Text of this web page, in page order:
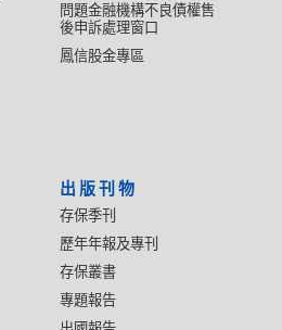
問題金融機構不良債權售
後申訴處理窗口
鳳信股金專區
出版刊物
存保季刊
歷年年報及專刊
存保叢書
專題報告